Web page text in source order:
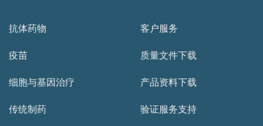
抗体药物
疫苗
细胞与基因治疗
传统制药
客户服务
质量文件下载
产品资料下载
验证服务支持